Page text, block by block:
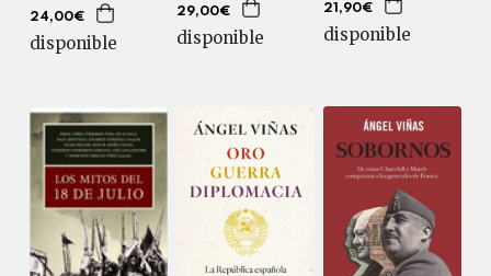
24,00€
disponible
29,00€
disponible
21,90€
disponible